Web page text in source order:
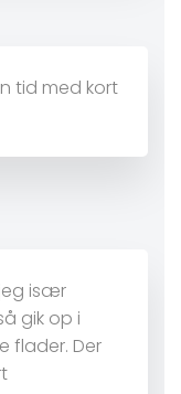
tid med kort
især
gik op i
flader. Der